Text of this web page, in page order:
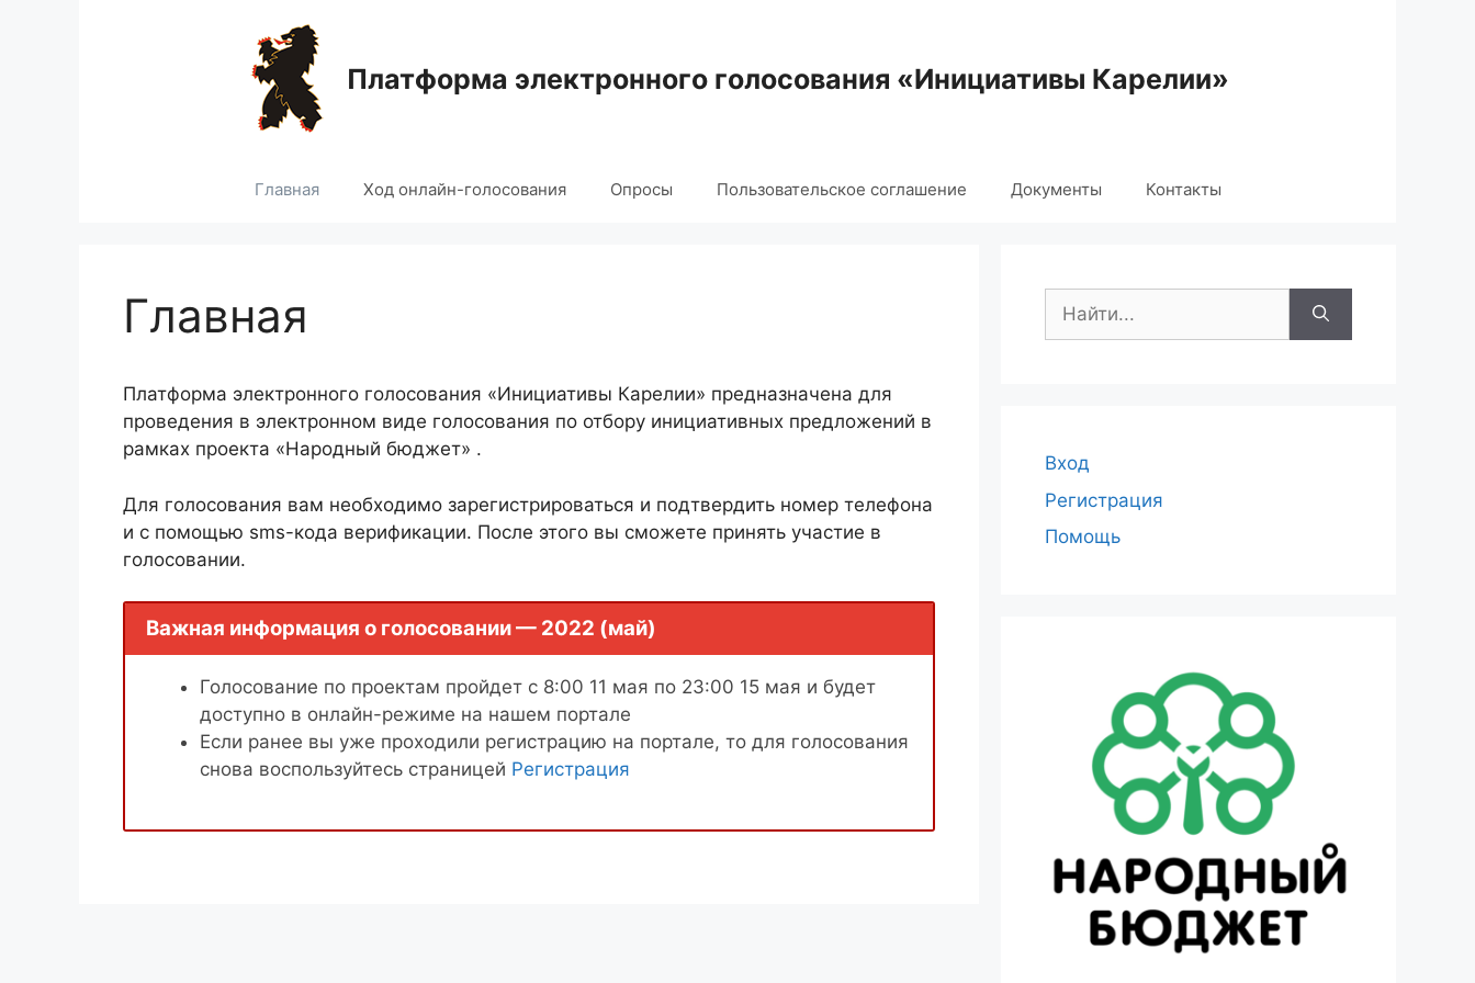
Платформа электронного голосования «Инициативы Карелии»
Главная Ход онлайн-голосования Опросы Пользовательское соглашение Документы Контакты
Главная
Платформа электронного голосования «Инициативы Карелии» предназначена для
проведения в электронном виде голосования по отбору инициативных предложений в
рамках проекта «Народный бюджет» .
Для голосования вам необходимо зарегистрироваться и подтвердить номер телефона
и с помощью sms-кода верификации. После этого вы сможете принять участие в
голосовании.
Важная информация о голосовании — 2022 (май)
Голосование по проектам пройдет с 8:00 11 мая по 23:00 15 мая и будет
доступно в онлайн-режиме на нашем портале
Если ранее вы уже проходили регистрацию на портале, то для голосования
снова воспользуйтесь страницей Регистрация
Поиск:
Вход
Регистрация
Помощь